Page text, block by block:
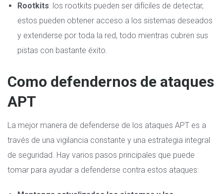
Rootkits: los rootkits pueden ser difíciles de detectar,
estos pueden obtener acceso a los sistemas deseados
y extenderse por toda la red, todo mientras cubren sus
pistas con bastante éxito.
Como defendernos de ataques
APT
La mejor manera de defenderse de los ataques APT es a
través de una vigilancia constante y una estrategia integral
de seguridad. Hay varios pasos principales que puede
tomar para ayudar a defenderse contra estos ataques: